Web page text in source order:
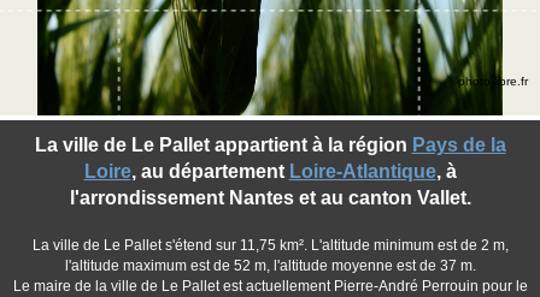
La ville de Le Pallet appartient à la région Pays de la
Loire, au département Loire-Atlantique, à
l'arrondissement Nantes et au canton Vallet.
La ville de Le Pallet s'étend sur 11,75 km². L'altitude minimum est de 2 m,
l'altitude maximum est de 52 m, l'altitude moyenne est de 37 m.
Le maire de la ville de Le Pallet est actuellement Pierre-André Perrouin pour le
©photo-libre.fr